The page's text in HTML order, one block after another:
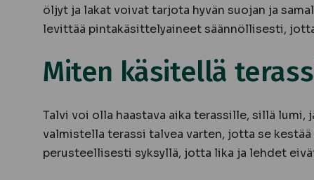
öljyt ja lakat voivat tarjota hyvän suojan ja
levittää pintakäsittelyaineet säännöllisesti,
Miten käsitellä
Talvi voi olla haastava aika terassille, sillä lumi,
valmistella terassi talvea varten, jotta se
perusteellisesti syksyllä, jotta lika ja lehdet